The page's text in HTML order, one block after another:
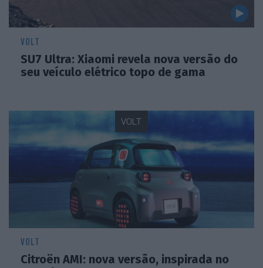
VOLT
SU7 Ultra: Xiaomi revela nova versão do
seu veículo elétrico topo de gama
VOLT
VOLT
Citroën AMI: nova versão, inspirada no